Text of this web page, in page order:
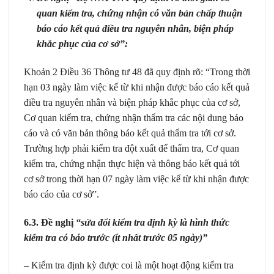
quan kiểm tra, chứng nhận có văn bản chấp thuận
báo cáo kết quả điều tra nguyên nhân, biện pháp
khắc phục của cơ sở”:
Khoản 2 Điều 36 Thông tư 48 đã quy định rõ: “Trong thời
hạn 03 ngày làm việc kể từ khi nhận được báo cáo kết quả
điều tra nguyên nhân và biện pháp khắc phục của cơ sở,
Cơ quan kiểm tra, chứng nhận thẩm tra các nội dung báo
cáo và có văn bản thông báo kết quả thẩm tra tới cơ sở.
Trường hợp phải kiểm tra đột xuất để thẩm tra, Cơ quan
kiểm tra, chứng nhận thực hiện và thông báo kết quả tới
cơ sở trong thời hạn 07 ngày làm việc kể từ khi nhận được
báo cáo của cơ sở”.
6.3. Đề nghị “sửa đổi kiểm tra định kỳ là hình thức
kiểm tra có báo trước (ít nhất trước 05 ngày)”
– Kiểm tra định kỳ được coi là một hoạt động kiểm tra